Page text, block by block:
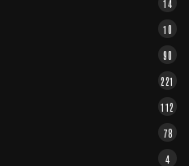
14
10
90
221
112
78
4